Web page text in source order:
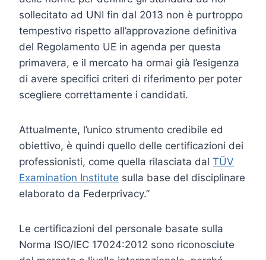
sollecitato ad UNI fin dal 2013 non è purtroppo
tempestivo rispetto all’approvazione definitiva
del Regolamento UE in agenda per questa
primavera, e il mercato ha ormai già l’esigenza
di avere specifici criteri di riferimento per poter
scegliere correttamente i candidati.
Attualmente, l’unico strumento credibile ed
obiettivo, è quindi quello delle certificazioni dei
professionisti, come quella rilasciata dal TÜV
Examination Institute sulla base del disciplinare
elaborato da Federprivacy.”
Le certificazioni del personale basate sulla
Norma ISO/IEC 17024:2012 sono riconosciute